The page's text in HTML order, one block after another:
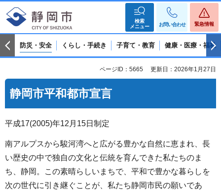
検索
メニュー
お問い合わせ 緊急情報
防災・安全 くらし・手続き 子育て・教育 健康・医療・福祉
ページID：5665 更新日：2026年1月27日
静岡市平和都市宣言
平成17(2005)年12月15日制定
南アルプスから駿河湾へと広がる豊かな自然に恵まれ、長
い歴史の中で独自の文化と伝統を育んできた私たちのま
ち、静岡。この素晴らしいまちで、平和で豊かな暮らしを
次の世代に引き継ぐことが、私たち静岡市民の願いであ